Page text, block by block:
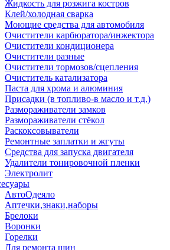
Жидкость для розжига костров
Клей/холодная сварка
Моющие средства для автомобиля
Очистители карбюратора/инжектора
Очистители кондиционера
Очистители разные
Очистители тормозов/сцепления
Очиститель катализатора
Паста для хрома и алюминия
Присадки (в топливо-в масло и т.д.)
Размораживатели замков
Размораживатели стёкол
Раскоксовыватели
Ремонтные заплатки и жгуты
Средства для запуска двигателя
Удалители тонировочной пленки
Электролит
АвтоОдеяло
Аптечки,знаки,наборы
Брелоки
Воронки
Горелки
Для ремонта шин